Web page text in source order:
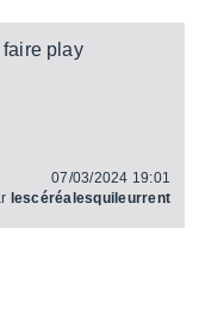
faire play
07/03/2024 19:01
lescéréalesquileurrent